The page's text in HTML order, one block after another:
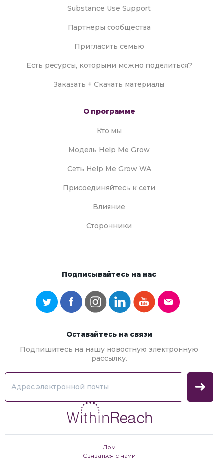
Substance Use Support
Партнеры сообщества
Пригласить семью
Есть ресурсы, которыми можно поделиться?
Заказать + Скачать материалы
О программе
Кто мы
Модель Help Me Grow
Сеть Help Me Grow WA
Присоединяйтесь к сети
Влияние
Сторонники
Подписывайтесь на нас
Оставайтесь на связи
Подпишитесь на нашу новостную электронную
рассылку.
Дом
Связаться с нами